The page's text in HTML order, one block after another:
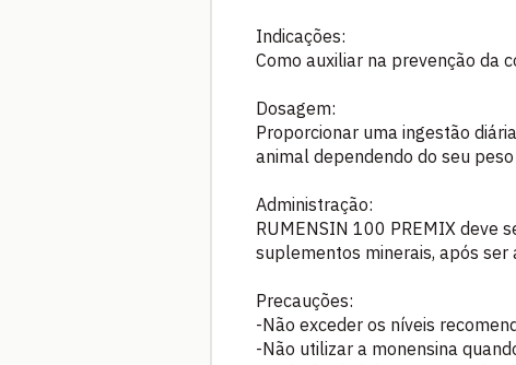
Indicações:
Como auxiliar na prevenção da
Dosagem:
Proporcionar uma ingestão
animal dependendo do seu
Administração:
RUMENSIN 100 PREMIX deve
suplementos minerais, após ser
Precauções:
-Não exceder os níveis
-Não utilizar a monensina